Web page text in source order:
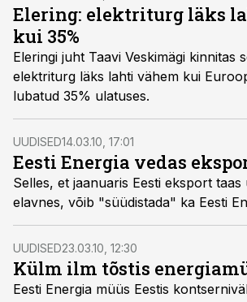
Elering: elektriturg läks
kui 35%
Eleringi juht Taavi Veskimägi kinnitas
elektriturg läks lahti vähem kui
lubatud 35% ulatuses.
UUDISED14.03.10, 17:01
Eesti Energia vedas
Selles, et jaanuaris Eesti eksport
elavnes, võib "süüdistada" ka Eesti
UUDISED23.03.10, 12:30
Külm ilm tõstis
Eesti Energia müüs Eestis